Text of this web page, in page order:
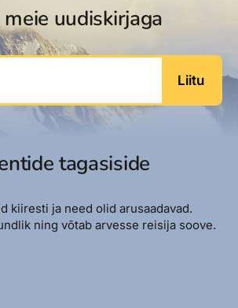
uudiskirjaga
Liitu
tagasiside
kiiresti ja need olid arusaadavad.
ning võtab arvesse reisija soove.